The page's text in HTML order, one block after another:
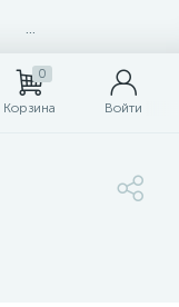
0
Корзина Войти